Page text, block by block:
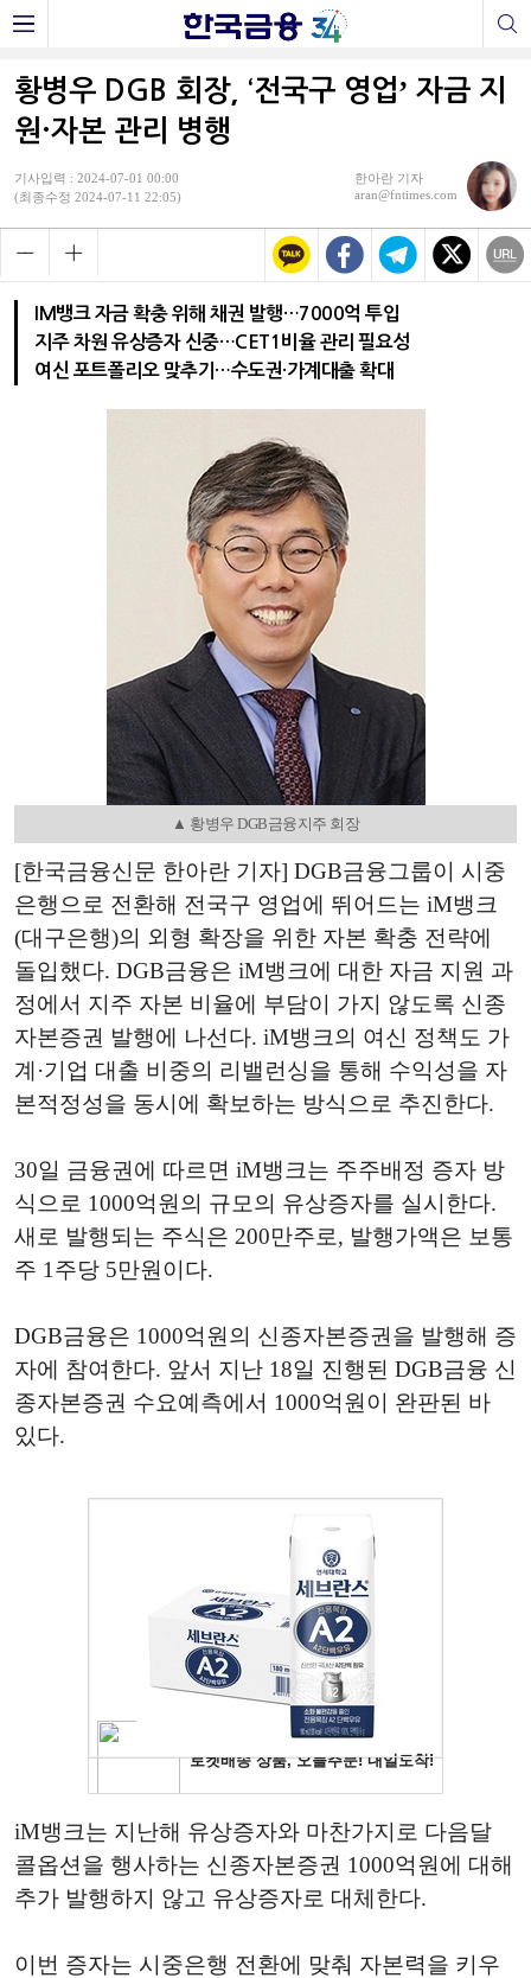
황병우 DGB 회장, ‘전국구 영업ʼ 자금 지
원·자본 관리 병행
기사입력 : 2024-07-01 00:00
(최종수정 2024-07-11 22:05)
한아란 기자
aran@fntimes.com
IM뱅크 자금 확충 위해 채권 발행…7000억 투입
지주 차원 유상증자 신중…CET1비율 관리 필요성
여신 포트폴리오 맞추기…수도권·가계대출 확대
▲ 황병우 DGB금융지주 회장
[한국금융신문 한아란 기자] DGB금융그룹이 시중
은행으로 전환해 전국구 영업에 뛰어드는 iM뱅크
(대구은행)의 외형 확장을 위한 자본 확충 전략에
돌입했다. DGB금융은 iM뱅크에 대한 자금 지원 과
정에서 지주 자본 비율에 부담이 가지 않도록 신종
자본증권 발행에 나선다. iM뱅크의 여신 정책도 가
계·기업 대출 비중의 리밸런싱을 통해 수익성을 자
본적정성을 동시에 확보하는 방식으로 추진한다.
30일 금융권에 따르면 iM뱅크는 주주배정 증자 방
식으로 1000억원의 규모의 유상증자를 실시한다.
새로 발행되는 주식은 200만주로, 발행가액은 보통
주 1주당 5만원이다.
DGB금융은 1000억원의 신종자본증권을 발행해 증
자에 참여한다. 앞서 지난 18일 진행된 DGB금융 신
종자본증권 수요예측에서 1000억원이 완판된 바
있다.
iM뱅크는 지난해 유상증자와 마찬가지로 다음달
콜옵션을 행사하는 신종자본증권 1000억원에 대해
추가 발행하지 않고 유상증자로 대체한다.
이번 증자는 시중은행 전환에 맞춰 자본력을 키우